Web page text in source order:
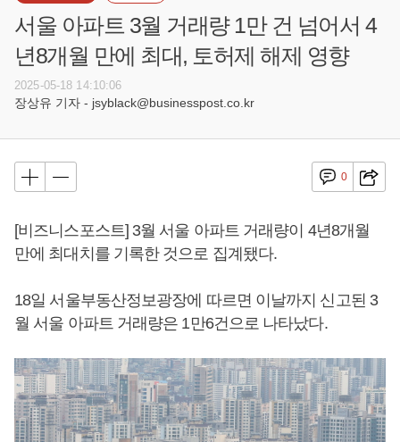
서울 아파트 3월 거래량 1만 건 넘어서 4
년8개월 만에 최대, 토허제 해제 영향
2025-05-18 14:10:06
장상유 기자 - jsyblack@businesspost.co.kr
0
[비즈니스포스트] 3월 서울 아파트 거래량이 4년8개월
만에 최대치를 기록한 것으로 집계됐다.
18일 서울부동산정보광장에 따르면 이날까지 신고된 3
월 서울 아파트 거래량은 1만6건으로 나타났다.